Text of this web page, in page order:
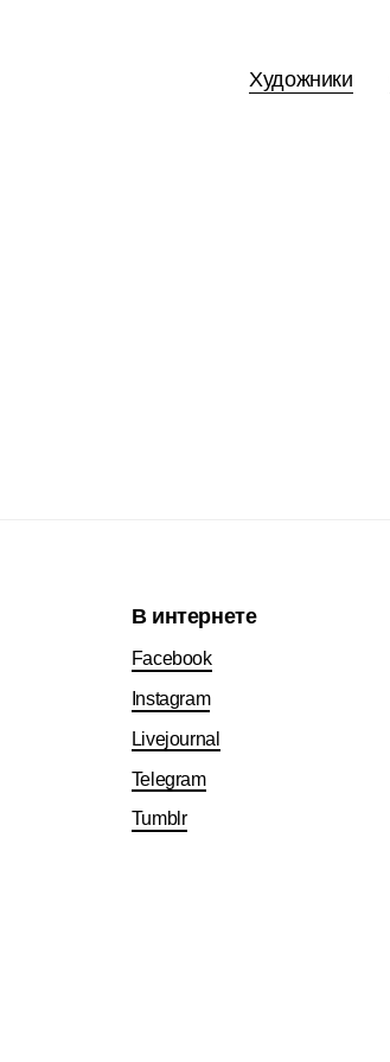
Художники
В интернете
Facebook
Instagram
Livejournal
Telegram
Tumblr